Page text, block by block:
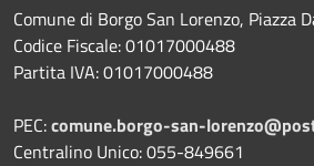
Comune di Borgo San Lorenzo, Piazza
Codice Fiscale: 01017000488
Partita IVA: 01017000488
PEC:comune.borgo-san-
Centralino Unico: 055-849661